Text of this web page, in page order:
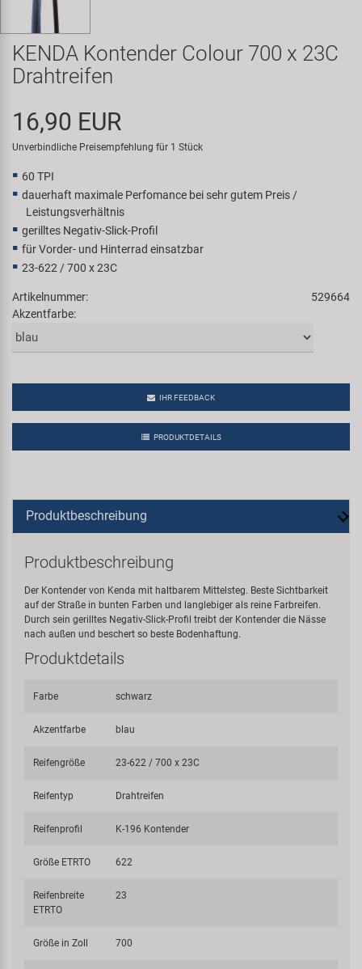
Samox
Smart
Super B
Trail-Gator
Velo
Markenübersicht
KENDA Kontender Colour 700 x 23C
Drahtreifen
16,90 EUR
Unverbindliche Preisempfehlung für 1 Stück
60 TPI
dauerhaft maximale Perfomance bei sehr gutem Preis /
Leistungsverhältnis
gerilltes Negativ-Slick-Profil
für Vorder- und Hinterrad einsatzbar
23-622 / 700 x 23C
Artikelnummer:
529664
Akzentfarbe:
IHR FEEDBACK
PRODUKTDETAILS
Produktbeschreibung
Produktbeschreibung
Der Kontender von Kenda mit haltbarem Mittelsteg. Beste Sichtbarkeit
auf der Straße in bunten Farben und langlebiger als reine Farbreifen.
Durch sein gerilltes Negativ-Slick-Profil treibt der Kontender die Nässe
nach außen und beschert so beste Bodenhaftung.
Produktdetails
Farbe schwarz
Akzentfarbe blau
Reifengröße 23-622 / 700 x 23C
Reifentyp Drahtreifen
Reifenprofil K-196 Kontender
Größe ETRTO 622
Reifenbreite
ETRTO
23
Größe in Zoll 700